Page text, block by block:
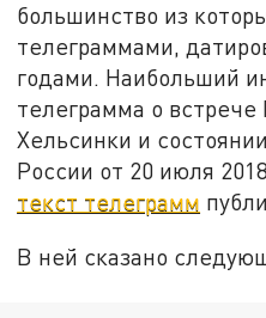
большинство из
телеграммами,
годами. Наибольший
телеграмма о
Хельсинки и
России от 20 июля
текст телеграмм
В ней сказано